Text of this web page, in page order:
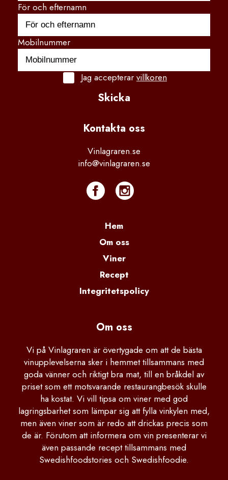
För och efternamn
Mobilnummer
Jag accepterar villkoren
Skicka
Kontakta oss
Vinlagraren.se
info@vinlagraren.se
Hem
Om oss
Viner
Recept
Integritetspolicy
Om oss
Vi på Vinlagraren är övertygade om att de bästa
vinupplevelserna sker i hemmet tillsammans med
goda vänner och riktigt bra mat, till en bråkdel av
priset som ett motsvarande restaurangbesök skulle
ha kostat. Vi vill tipsa om viner med god
lagringsbarhet som lämpar sig att fylla vinkylen med,
men även viner som är redo att drickas precis som
de är. Förutom att informera om vin presenterar vi
även passande recept tillsammans med
Swedishfoodstories och Swedishfoodie.